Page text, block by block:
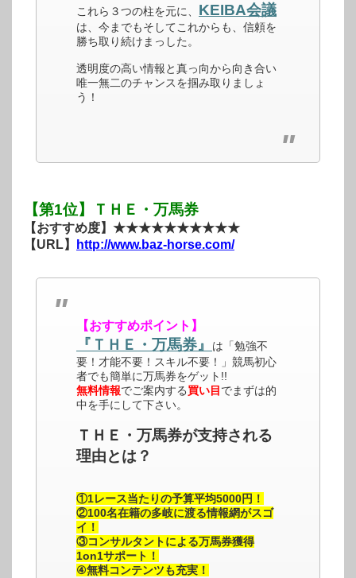
これら３つの柱を元に、 KEIBA会議
は、今までもそしてこれからも、信頼を
勝ち取り続けまっした。
透明度の高い情報と真っ向から向き合い
唯一無二のチャンスを掴み取りましょ
う！
【第1位】ＴＨＥ・万馬券
【おすすめ度】★★★★★★★★★★
【URL】
http://www.baz-horse.com/
【おすすめポイント】
『ＴＨＥ・万馬券』
は「勉強不
要！才能不要！スキル不要！」競馬初心
者でも簡単に万馬券をゲット!!
無料情報でご案内する買い目 でまずは的
中を手にして下さい。
ＴＨＥ・万馬券が支持される
理由とは？
①1レース当たりの予算平均5000円！
②100名在籍の多岐に渡る情報網がスゴ
イ！
③コンサルタントによる万馬券獲得
1on1サポート！
④無料コンテンツも充実！